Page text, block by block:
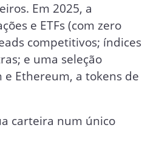
Em 2025, a
e ETFs (com zero
competitivos; índices
e uma seleção
Ethereum, a tokens de
carteira num único